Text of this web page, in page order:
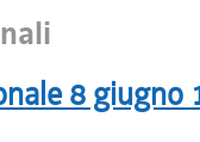
8 giugno